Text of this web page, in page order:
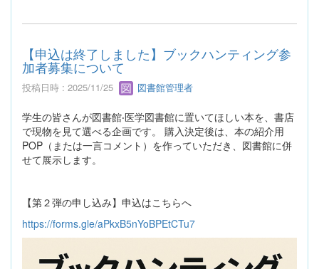
【申込は終了しました】ブックハンティング参
加者募集について
投稿日時 : 2025/11/25 図書館管理者
学⽣の皆さんが図書館‧医学図書館に置いてほしい本を、書店
で現物を⾒て選べる企画です。 購⼊決定後は、本の紹介⽤
POP（または⼀⾔コメント）を作っていただき、図書館に併
せて展⽰します。
【第２弾の申し込み】申込はこちらへ
https://forms.gle/aPkxB5nYoBPEtCTu7